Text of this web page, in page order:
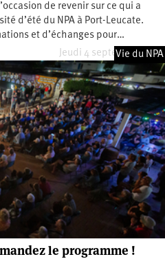
de revenir sur ce qui a
d’été du NPA à Port-Leucate.
et d’échanges pour…
Jeudi 4 septembre 2025
Vie du NPA
le programme !